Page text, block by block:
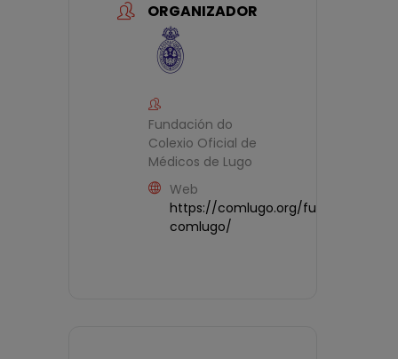
ORGANIZADOR
Fundación do
Colexio Oficial de
Médicos de Lugo
Web
https://comlugo.org/fundacion-
comlugo/